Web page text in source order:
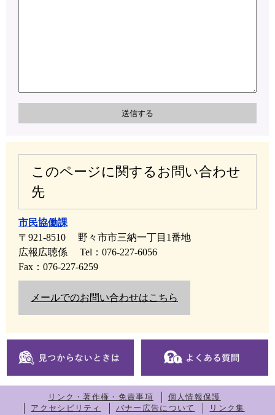
このページに関するお問い合わせ
先
市民協働課
〒921-8510
野々市市三納一丁目1番地
広報広聴係
Tel：076-227-6056
Fax：076-227-6259
メールでのお問い合わせはこちら
リンク・著作権・免責事項
個人情報保護
アクセシビリティ
バナー広告について リンク集